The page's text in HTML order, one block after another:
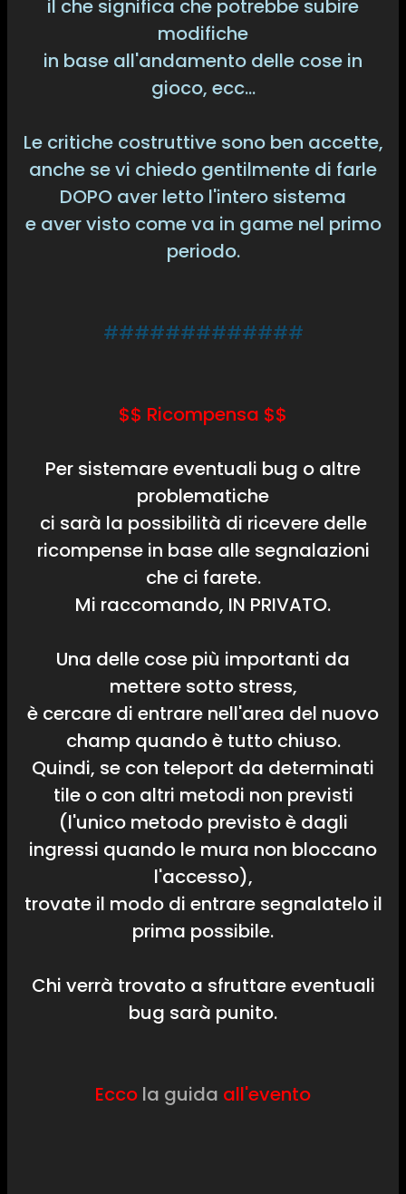
il che significa che potrebbe subire
modifiche
in base all'andamento delle cose in
gioco, ecc...
Le critiche costruttive sono ben accette,
anche se vi chiedo gentilmente di farle
DOPO aver letto l'intero sistema
e aver visto come va in game nel primo
periodo.
#############
$$ Ricompensa $$
Per sistemare eventuali bug o altre
problematiche
ci sarà la possibilità di ricevere delle
ricompense in base alle segnalazioni
che ci farete.
Mi raccomando, IN PRIVATO.
Una delle cose più importanti da
mettere sotto stress,
è cercare di entrare nell'area del nuovo
champ quando è tutto chiuso.
Quindi, se con teleport da determinati
tile o con altri metodi non previsti
(l'unico metodo previsto è dagli
ingressi quando le mura non bloccano
l'accesso),
trovate il modo di entrare segnalatelo il
prima possibile.
Chi verrà trovato a sfruttare eventuali
bug sarà punito.
Ecco la guida all'evento